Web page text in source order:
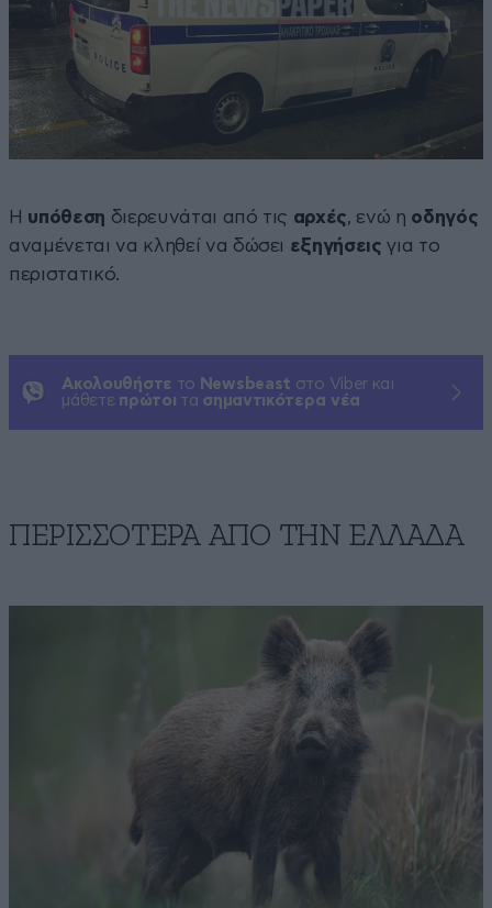
Η υπόθεση διερευνάται από τις αρχές, ενώ η οδηγός
αναμένεται να κληθεί να δώσει εξηγήσεις για το
περιστατικό.
Ακολουθήστε το Newsbeast στο Viber και
μάθετε πρώτοι τα σημαντικότερα νέα
ΠΕΡΙΣΣΟΤΕΡΑ ΑΠΟ ΤΗΝ ΕΛΛΑΔΑ